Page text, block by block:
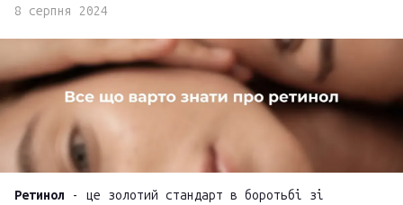
8 серпня 2024
Ретинол - це золотий стандарт в боротьбі зі